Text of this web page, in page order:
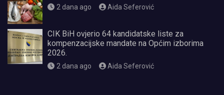
2 dana ago Aida Seferović
CIK BiH ovjerio 64 kandidatske liste za
kompenzacijske mandate na Općim izborima
2026.
2 dana ago Aida Seferović